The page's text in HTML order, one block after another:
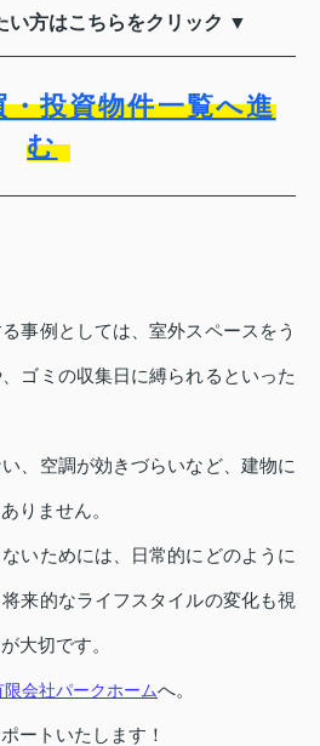
い方はこちらをクリック ▼
・投資物件一覧へ進
む
事例としては、室外スペースをう
ゴミの収集日に縛られるといった
、空調が効きづらいなど、建物に
りません。
いためには、日常的にどのように
来的なライフスタイルの変化も視
大切です。
会社パークホームへ。
ートいたします！